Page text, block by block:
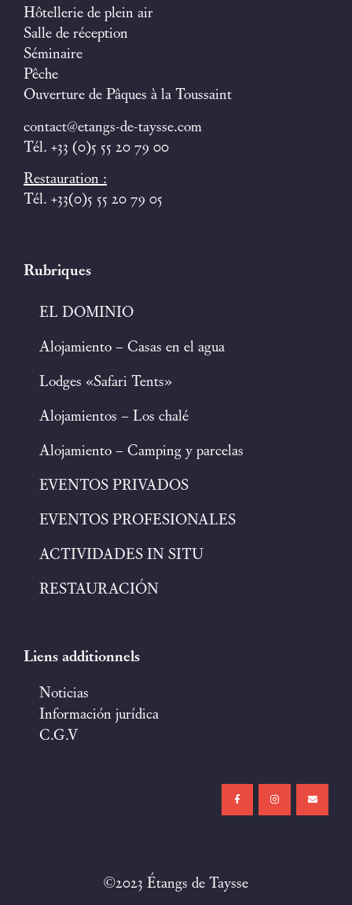
Hôtellerie de plein air
Salle de réception
Séminaire
Pêche
Ouverture de Pâques à la Toussaint
contact@etangs-de-taysse.com
Tél. +33 (0)5 55 20 79 00
Restauration :
Tél. +33(0)5 55 20 79 05
Rubriques
EL DOMINIO
Alojamiento – Casas en el agua
Lodges «Safari Tents»
Alojamientos – Los chalé
Alojamiento – Camping y parcelas
EVENTOS PRIVADOS
EVENTOS PROFESIONALES
ACTIVIDADES IN SITU
RESTAURACIÓN
Liens additionnels
Noticias
Información jurídica
C.G.V
©2023 Étangs de Taysse